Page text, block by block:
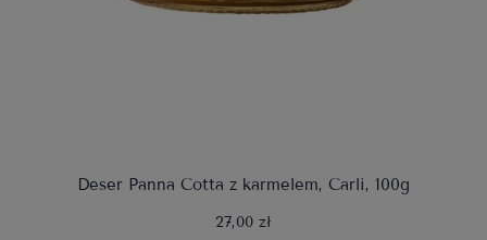
Deser Panna Cotta z karmelem, Carli, 100g
27,00 zł